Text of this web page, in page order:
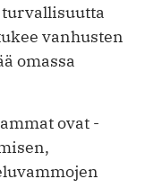
vanhusten
omassa
ovat